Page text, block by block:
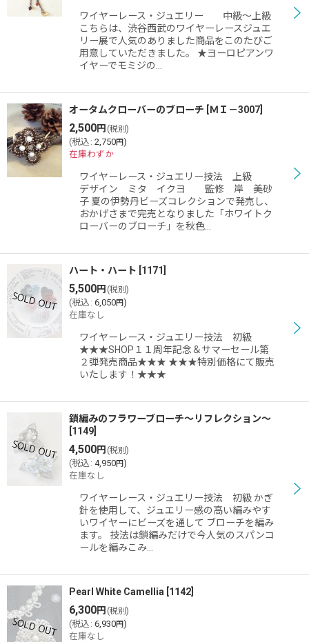
ワイヤーレース・ジュエリー 中級〜上級
こちらは、渋谷西武のワイヤーレースジュエ
リー展で人気のありました商品をこのたびご
用意していただきました。 ★ヨーロピアンワ
イヤーでモミジの…
オータムクローバーのブローチ ＭＩ－3007
2,500円 (税別)
(税込 : 2,750円)
在庫わずか
ワイヤーレース・ジュエリー技法 上級
デザイン ミタ イクヨ 監修 岸 美砂
子 夏の伊勢丹ビーズコレクションで発売し、
おかげさまで完売となりました「ホワイトク
ローバーのブローチ」を秋色…
ハート・ハート 1171
5,500円 (税別)
(税込 : 6,050円)
在庫なし
ワイヤーレース・ジュエリー技法 初級
★★★SHOP１１周年記念＆サマーセール第
２弾発売商品★★★ ★★★特別価格にて販売
いたします！★★★
鎖編みのフラワーブローチ〜リフレクション〜
1149
4,500円 (税別)
(税込 : 4,950円)
在庫なし
ワイヤーレース・ジュエリー技法 初級 かぎ
針を使用して、ジュエリー感の高い編みやす
いワイヤーにビーズを通して ブローチを編み
ます。 技法は鎖編みだけで今人気のスパンコ
ールを編みこみ…
Pearl White Camellia 1142
6,300円 (税別)
(税込 : 6,930円)
在庫なし